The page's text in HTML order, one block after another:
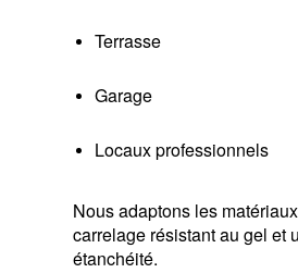
Terrasse
Garage
Locaux professionnels
Nous adaptons les
carrelage résistant au gel et
étanchéité.